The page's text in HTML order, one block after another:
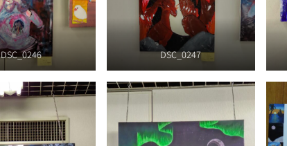
DSC_0246 DSC_0247